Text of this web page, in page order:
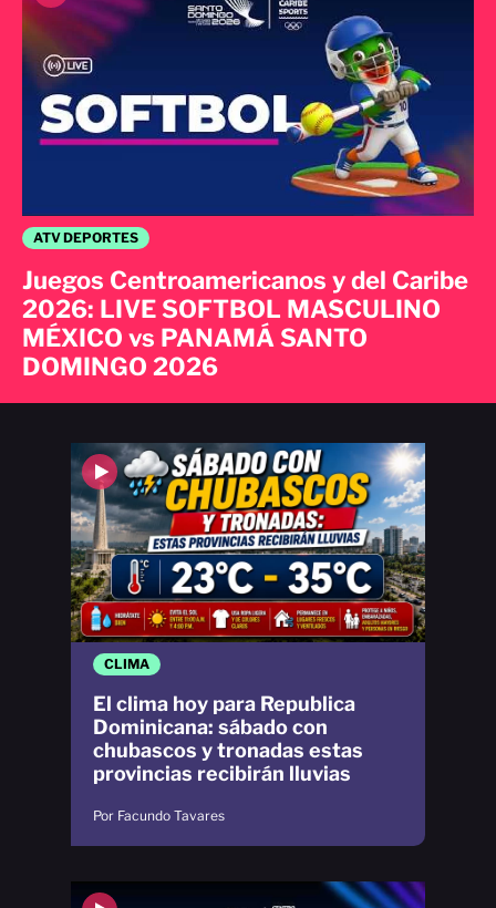
ATV DEPORTES
Juegos Centroamericanos y del Caribe
2026: LIVE SOFTBOL MASCULINO
MÉXICO vs PANAMÁ SANTO
DOMINGO 2026
CLIMA
El clima hoy para Republica
Dominicana: sábado con
chubascos y tronadas estas
provincias recibirán lluvias
Por Facundo Tavares